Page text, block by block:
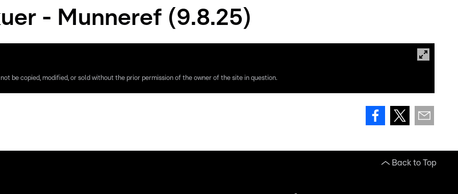
- Munneref (9.8.25)
be copied, modified, or sold without the prior permission of the owner of the site in question.
Back to Top